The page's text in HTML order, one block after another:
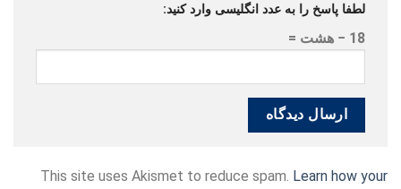
لطفا پاسخ را به عدد انگلیسی وارد کنید:
18 − هشت =
This site uses Akismet to reduce spam. Learn how your